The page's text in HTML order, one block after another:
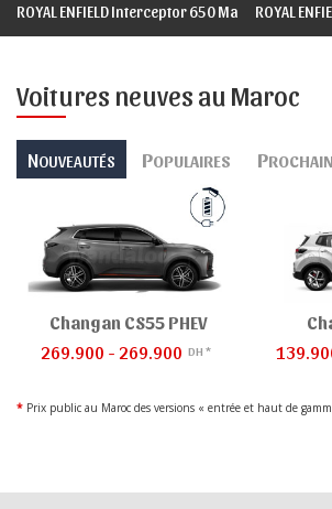
ROYAL ENFIELD Interceptor 650 MarocROYAL
Voitures neuves au Maroc
NOUVEAUTÉS POPULAIRES P
Changan CS55 PHEV
269.900 - 269.900 DH *
* Prix public au Maroc des versions « entrée et haut de